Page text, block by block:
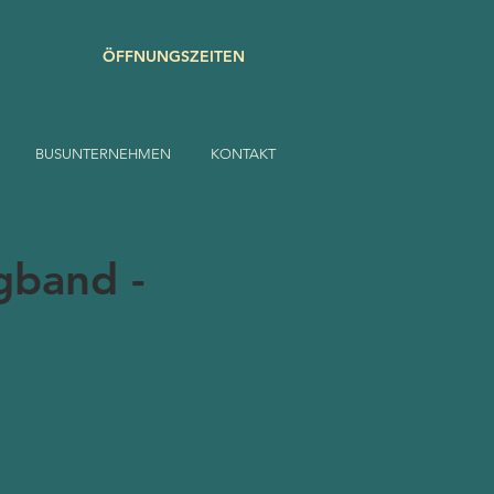
ÖFFNUNGSZEITEN
BUSUNTERNEHMEN KONTAKT
-